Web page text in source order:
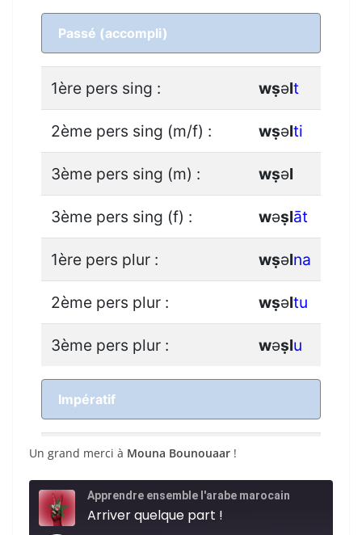
Un grand merci à Mouna Bounouaar !
Apprendre ensemble l'arabe marocain
Arriver quelque part !